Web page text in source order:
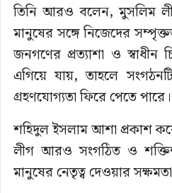
তিনি আরও বলেন, মুসলিম
মানুষের সঙ্গে নিজেদের
জনগণের প্রত্যাশা ও স্বাধীন
এগিয়ে যায়, তাহলে
গ্রহণযোগ্যতা ফিরে পেতে পারে।
শহিদুল ইসলাম আশা প্রকাশ
লীগ আরও সংগঠিত ও
মানুষের নেতৃত্ব দেওয়ার